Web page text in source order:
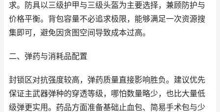
求。防具以三级护甲与三级头盔为主要选择，兼顾防护与
价格平衡。背包容量不必追求极限，能够满足一次资源搜
集即可，避免因贪图空间导致成本过高。
二、弹药与消耗品配置
封锁区对抗强度较高，弹药质量直接影响胜负。建议优先
保证主武器弹种的穿透等级，哪怕数量略少，也比大量低
级弹更实用。药品方面准备基础止血包、简易手术包与少